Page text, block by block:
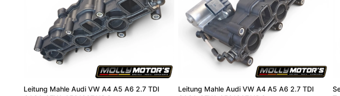
Leitung Mahle Audi VW A4 A5 A6 2.7 TDI
Leitung Mahle Audi VW A4 A5 A6 2.7 TDI